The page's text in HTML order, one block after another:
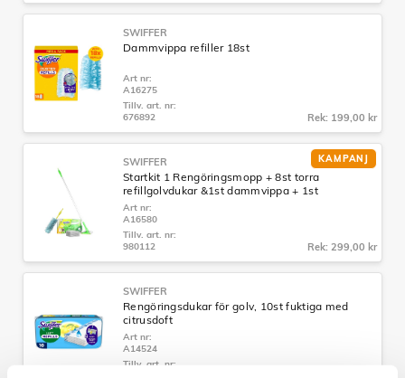
SWIFFER
Dammvippa refiller 18st
Art nr:
A16275
Tillv. art. nr:
676892
Rek: 199,00 kr
KAMPANJ
SWIFFER
Startkit 1 Rengöringsmopp + 8st torra
refillgolvdukar &1st dammvippa + 1st
dammvipperefill
Art nr:
A16580
Tillv. art. nr:
980112
Rek: 299,00 kr
SWIFFER
Rengöringsdukar för golv, 10st fuktiga med
citrusdoft
Art nr:
A14524
Tillv. art. nr: